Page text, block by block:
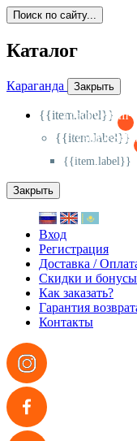
Поиск по сайту...
Каталог
Караганда Закрыть
{{item.label}}
{{item.label}}
{{item.label}}
Закрыть
Вход
Регистрация
Доставка /
Скидки и бонусы
Как заказать?
Гарантия
Контакты